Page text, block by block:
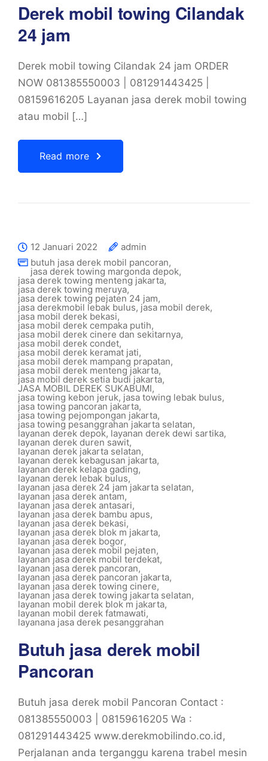
Derek mobil towing Cilandak
24 jam
Derek mobil towing Cilandak 24 jam ORDER
NOW 081385550003 | 081291443425 |
08159616205 Layanan jasa derek mobil towing
atau mobil […]
Read more
12 Januari 2022
admin
butuh jasa derek mobil pancoran,
jasa derek towing margonda depok,
jasa derek towing menteng jakarta,
jasa derek towing meruya,
jasa derek towing pejaten 24 jam,
jasa derekmobil lebak bulus, jasa mobil derek,
jasa mobil derek bekasi,
jasa mobil derek cempaka putih,
jasa mobil derek cinere dan sekitarnya,
jasa mobil derek condet,
jasa mobil derek keramat jati,
jasa mobil derek mampang prapatan,
jasa mobil derek menteng jakarta,
jasa mobil derek setia budi jakarta,
JASA MOBIL DEREK SUKABUMI,
jasa towing kebon jeruk, jasa towing lebak bulus,
jasa towing pancoran jakarta,
jasa towing pejompongan jakarta,
jasa towing pesanggrahan jakarta selatan,
layanan derek depok, layanan derek dewi sartika,
layanan derek duren sawit,
layanan derek jakarta selatan,
layanan derek kebagusan jakarta,
layanan derek kelapa gading,
layanan derek lebak bulus,
layanan jasa derek 24 jam jakarta selatan,
layanan jasa derek antam,
layanan jasa derek antasari,
layanan jasa derek bambu apus,
layanan jasa derek bekasi,
layanan jasa derek blok m jakarta,
layanan jasa derek bogor,
layanan jasa derek mobil pejaten,
layanan jasa derek mobil terdekat,
layanan jasa derek pancoran,
layanan jasa derek pancoran jakarta,
layanan jasa derek towing cinere,
layanan jasa derek towing jakarta selatan,
layanan mobil derek blok m jakarta,
layanan mobil derek fatmawati,
layanana jasa derek pesanggrahan
Butuh jasa derek mobil
Pancoran
Butuh jasa derek mobil Pancoran Contact :
081385550003 | 08159616205 Wa :
081291443425 www.derekmobilindo.co.id,
Perjalanan anda terganggu karena trabel mesin